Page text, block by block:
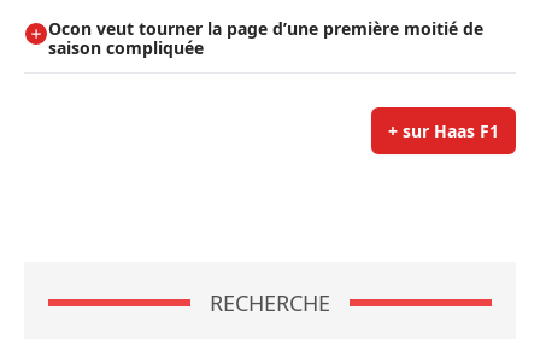
Ocon veut tourner la page d’une première moitié de
saison compliquée
+ sur Haas F1
RECHERCHE